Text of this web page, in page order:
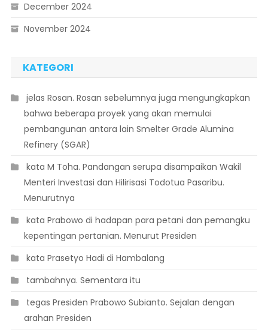
December 2024
November 2024
KATEGORI
 jelas Rosan. Rosan sebelumnya juga mengungkapkan
bahwa beberapa proyek yang akan memulai
pembangunan antara lain Smelter Grade Alumina
Refinery (SGAR)
 kata M Toha. Pandangan serupa disampaikan Wakil
Menteri Investasi dan Hilirisasi Todotua Pasaribu.
Menurutnya
 kata Prabowo di hadapan para petani dan pemangku
kepentingan pertanian. Menurut Presiden
 kata Prasetyo Hadi di Hambalang
 tambahnya. Sementara itu
 tegas Presiden Prabowo Subianto. Sejalan dengan
arahan Presiden